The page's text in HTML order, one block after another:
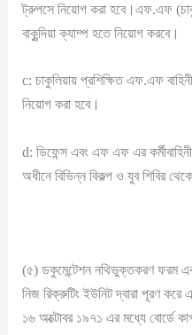
ট্রুপসে নিয়োগ করা হবে।এফ.এফ
বাকুন্দিয়া ক্যাম্প হতে নিয়োগ করবে।
c: চাকুলিয়ায় প্রশিক্ষিত এফ.এফ
নিয়োগ করা হবে।
d: ডিফেন্স এবং এফ এফ এর
অধীনে বিভিন্ন বিকল্প ও যুব শিবির
(৫) ডকুমেন্টেশন নথিভুক্তকরণ ফরম
নিজ রিক্রুটিং ইউনিট দ্বারা পূরণ
১৬ অক্টোবর ১৯৭১ এর মধ্যে বোর্ডে